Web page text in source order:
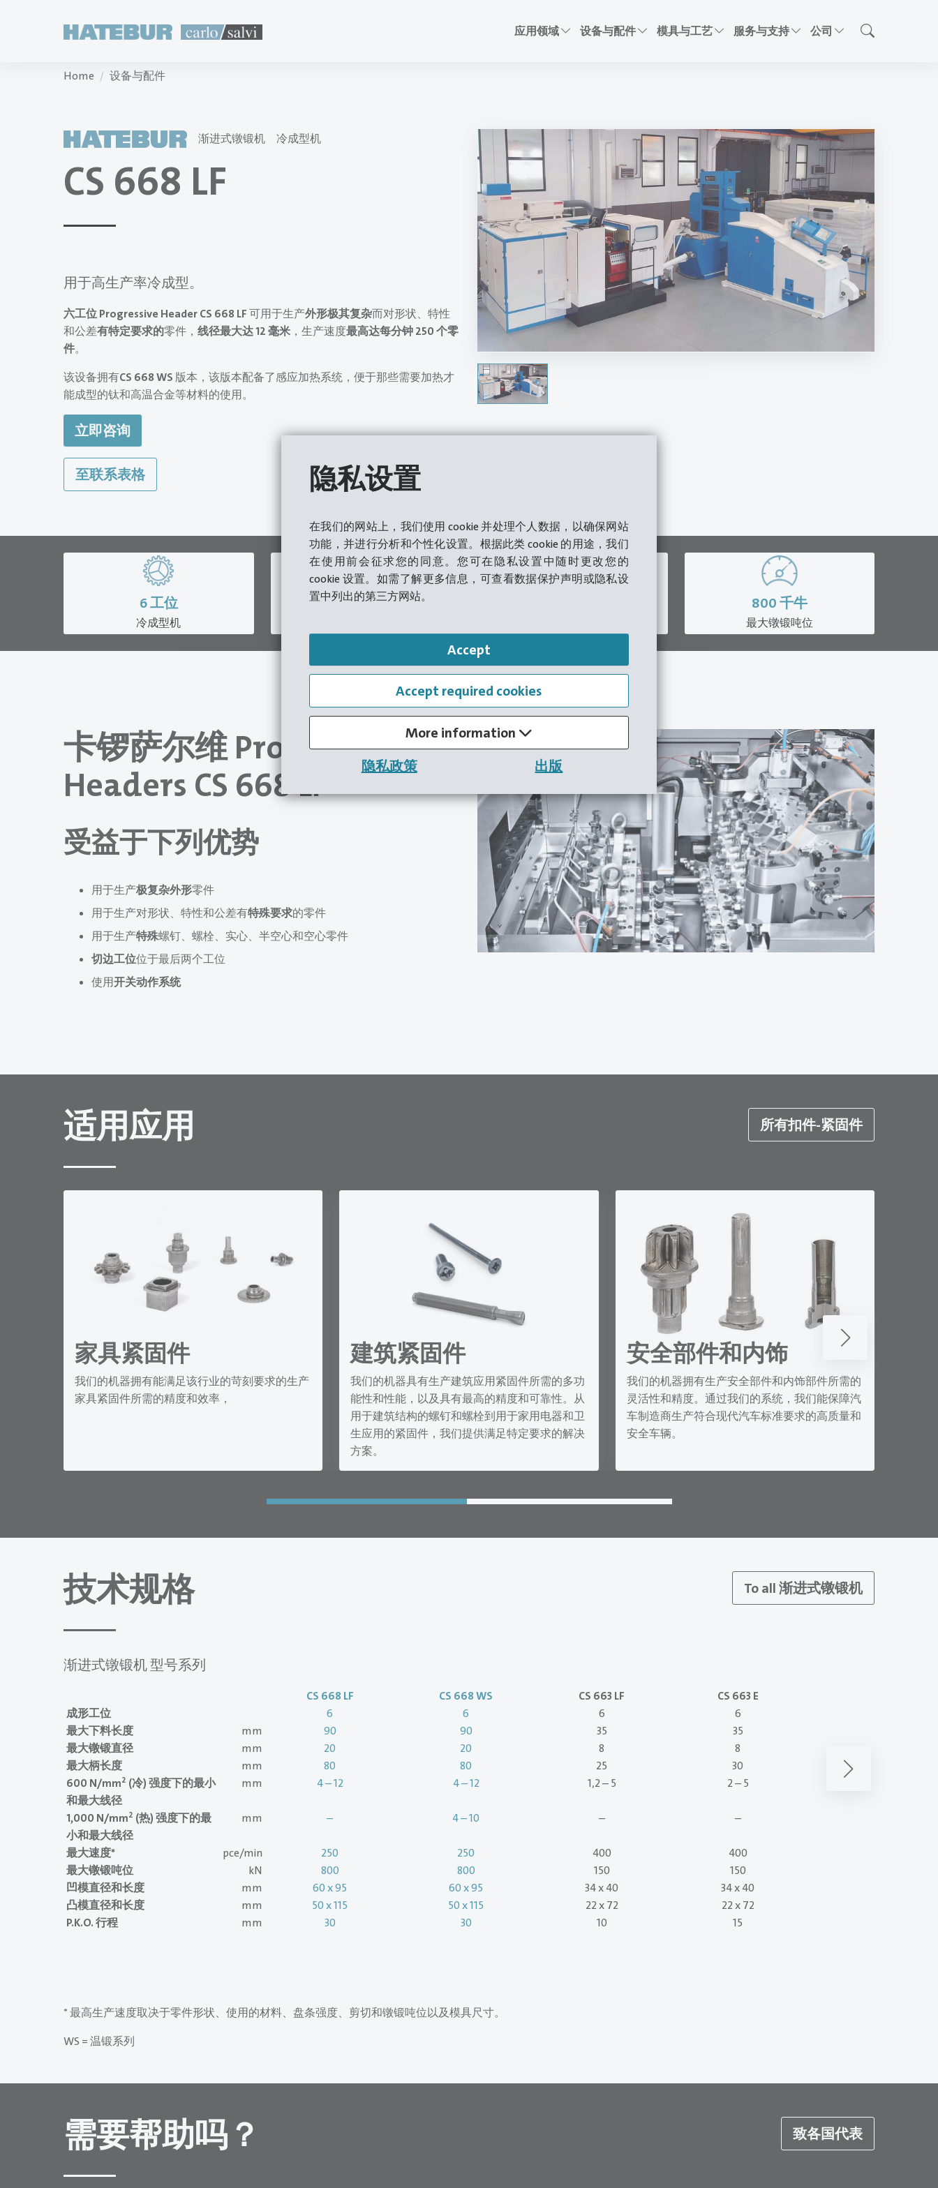
隐私设置
在我们的网站上，我们使用 cookie 并处理个人数据，以确保网站
功能，并进行分析和个性化设置。根据此类 cookie 的用途，我们
在使用前会征求您的同意。您可在隐私设置中随时更改您的
cookie 设置。如需了解更多信息，可查看数据保护声明或隐私设
置中列出的第三方网站。
Accept
Accept required cookies
More information
隐私政策
出版
应用领域 设备与配件 模具与工艺 服务与支持 公司
Home 设备与配件
渐进式镦锻机 冷成型机
CS 668 LF
用于高生产率冷成型。
六工位 Progressive Header CS 668 LF可用于生产外形极其复杂而对形状、特性
和公差有特定要求的零件， 线径最大达 12 毫米 ，生产速度最高达每分钟 250 个零
件。
该设备拥有CS 668 WS 版本，该版本配备了感应加热系统，便于那些需要加热才
能成型的钛和高温合金等材料的使用。
立即咨询
至联系表格
6工位
冷成型机
12毫米 800千牛
最大镦锻吨位
卡锣萨尔维 Progressive
Headers CS 668 LF
受益于下列优势
用于生产极复杂外形零件
用于生产对形状、特性和公差有特殊要求的零件
用于生产特殊螺钉、螺栓、实心、半空心和空心零件
切边工位位于最后两个工位
使用开关动作系统
适用应用 所有扣件-紧固件
家具紧固件
我们的机器拥有能满足该行业的苛刻要求的生产
家具紧固件所需的精度和效率，
建筑紧固件
我们的机器具有生产建筑应用紧固件所需的多功
能性和性能，以及具有最高的精度和可靠性。从
用于建筑结构的螺钉和螺栓到用于家用电器和卫
生应用的紧固件，我们提供满足特定要求的解决
方案。
安全部件和内饰
我们的机器拥有生产安全部件和内饰部件所需的
灵活性和精度。通过我们的系统，我们能保障汽
车制造商生产符合现代汽车标准要求的高质量和
安全车辆。
技术规格 To all 渐进式镦锻机
渐进式镦锻机 型号系列
成形工位
最大下料长度
mm
最大镦锻直径
mm
最大柄长度
mm
600 N/mm2 (冷) 强度下的最小
和最大线径
mm
1,000 N/mm2 (热) 强度下的最
小和最大线径
mm
最大速度*
pce/min
最大镦锻吨位
kN
凹模直径和长度
mm
凸模直径和长度
mm
P.K.O. 行程
mm
CS 668 LF
6
90
20
80
4 – 12
–
250
800
60 x 95
50 x 115
30
CS 668 WS
6
90
20
80
4 – 12
4 – 10
250
800
60 x 95
50 x 115
30
CS 663 LF
6
35
8
25
1,2 – 5
–
400
150
34 x 40
22 x 72
10
CS 663 E
6
35
8
30
2 – 5
–
400
150
34 x 40
22 x 72
15
* 最高生产速度取决于零件形状、使用的材料、盘条强度、剪切和镦锻吨位以及模具尺寸。
WS = 温锻系列
需要帮助吗？ 致各国代表